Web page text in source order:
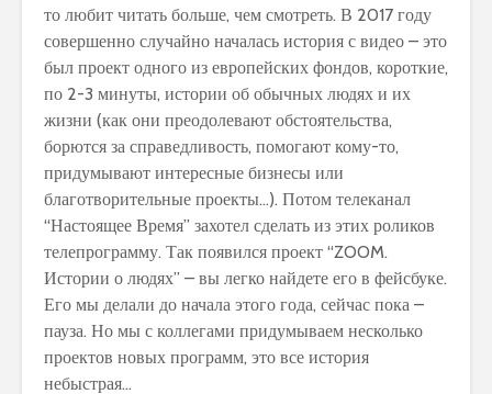
то любит читать больше, чем смотреть. В 2017 году
совершенно случайно началась история с видео – это
был проект одного из европейских фондов, короткие,
по 2-3 минуты, истории об обычных людях и их
жизни (как они преодолевают обстоятельства,
борются за справедливость, помогают кому-то,
придумывают интересные бизнесы или
благотворительные проекты…). Потом телеканал
“Настоящее Время” захотел сделать из этих роликов
телепрограмму. Так появился проект “ZOOM.
Истории о людях” – вы легко найдете его в фейсбуке.
Его мы делали до начала этого года, сейчас пока –
пауза. Но мы с коллегами придумываем несколько
проектов новых программ, это все история
небыстрая…